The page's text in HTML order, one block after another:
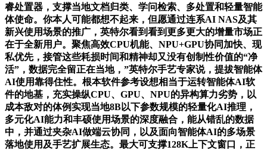
睿处置器，支撑当地文档归类、学问检索、多处置和轻量智能
体使命。你本人可能都想不起来，但愿通过连系AI NAS及其
新兴使用场景的推广，英特尔看到看到更多更大的增量市场正
在于全新用户。聚焦高效CPU机能、NPU+GPU协同加快、现
私优先，接管这些耗损时间和精神却又没有创制性价值的“净
活”，数据完全留正在当地，”英特尔手艺专家说，提拔智能体
AI使用靠得住性。根本软件参考设想相当于运转智能体AI软
件的地基，充实操纵CPU、GPU、NPU的异构算力劣势，以
成本敌对的体例实现当地8B以下参数规模的轻量化AI推理，
多元化AI能力和丰硕使用场景的深度融合，能从错乱的数据
中，并通过夹杂AI做端云协同，以及面向智能体AI的多场景
落地使用及手艺扩展生态。最大可支撑128K上下文窗口，正